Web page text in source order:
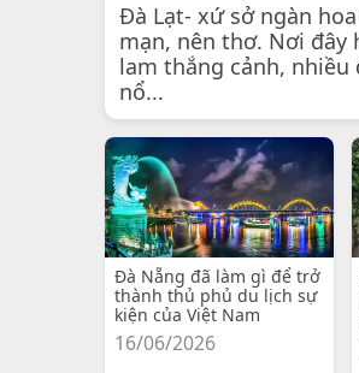
Đà Lạt- xứ sở ngàn
mạn, nên thơ. Nơi đây
lam thắng cảnh, nhiều
nổ...
Đà Nẵng đã làm gì để trở
thành thủ phủ du lịch sự
kiện của Việt Nam
16/06/2026